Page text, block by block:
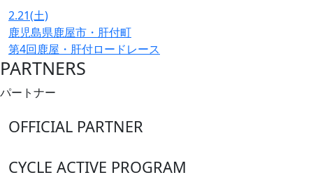
2.21(土)
鹿児島県鹿屋市・肝付町
第4回鹿屋・肝付ロードレース
PARTNERS
パートナー
OFFICIAL PARTNER
CYCLE ACTIVE PROGRAM